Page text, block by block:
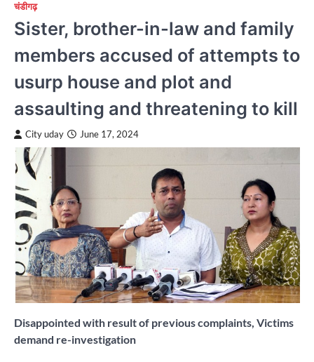
चंडीगढ़
Sister, brother-in-law and family
members accused of attempts to
usurp house and plot and
assaulting and threatening to kill
City uday June 17, 2024
Disappointed with result of previous complaints, Victims
demand re-investigation